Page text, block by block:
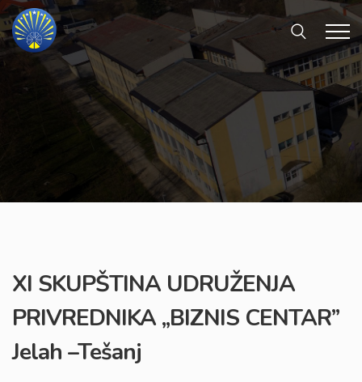
XI SKUPŠTINA UDRUŽENJA
PRIVREDNIKA ,,BIZNIS CENTAR’’
Jelah –Tešanj